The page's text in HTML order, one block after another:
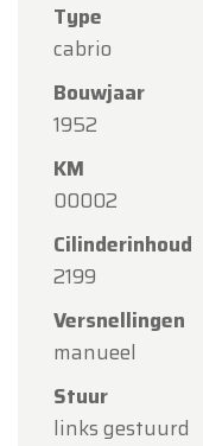
Type
cabrio
Bouwjaar
1952
KM
00002
Cilinderinhoud
2199
Versnellingen
manueel
Stuur
links gestuurd
Oldtimerfarm
Beste klanten,
Oldtimerfarm zal
augustus
Onze showroom is
augustusvolgens
afspraak